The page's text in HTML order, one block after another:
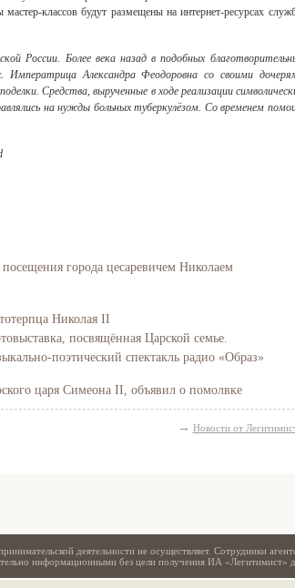
классов будут размещены на интернет-ресурсах
России. Более века назад в подобных
Александра Феодоровна со своими
Средства, вырученные в ходе реализации
на нужды больных туберкулёзом. Со временем
города цесаревичем Николаем
Николая II
посвящённая Царской семье.
поэтический спектакль радио «Образ»
царя Симеона II, объявил о помолвке
→ Новости от
деятельности не осуществляет. Сотрудники
информационными без цели получения ИА «Легитимист»